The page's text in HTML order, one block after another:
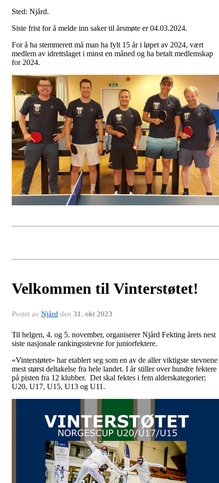
Sted: Njård.
Siste frist for å melde inn saker til årsmøte er 04.03.2024.
For å ha stemmerett må man ha fylt 15 år i løpet av 2024, vært
medlem av idrettslaget i minst en måned og ha betalt medlemskap
for 2024.
Velkommen til Vinterstøtet!
Postet av Njård den 31. okt 2023
Til helgen, 4. og 5. november, organiserer Njård Fekting årets nest
siste nasjonale rankingsstevne for juniorfektere.
«Vinterstøtet» har etablert seg som en av de aller viktigste stevnene
mest størst deltakelse fra hele landet. I år stiller over hundre fektere
på pisten fra 12 klubber. Det skal fektes i fem alderskategorier;
U20, U17, U15, U13 og U11.